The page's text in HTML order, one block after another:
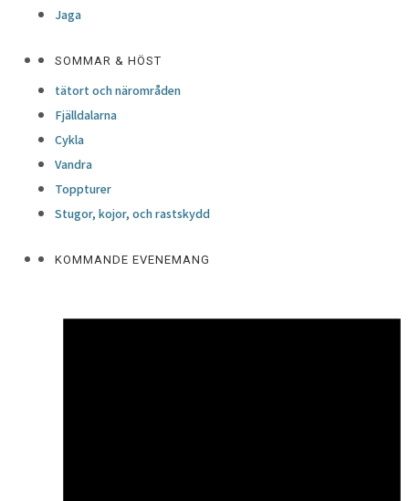
Jaga
SOMMAR & HÖST
tätort och närområden
Fjälldalarna
Cykla
Vandra
Toppturer
Stugor, kojor, och rastskydd
KOMMANDE EVENEMANG